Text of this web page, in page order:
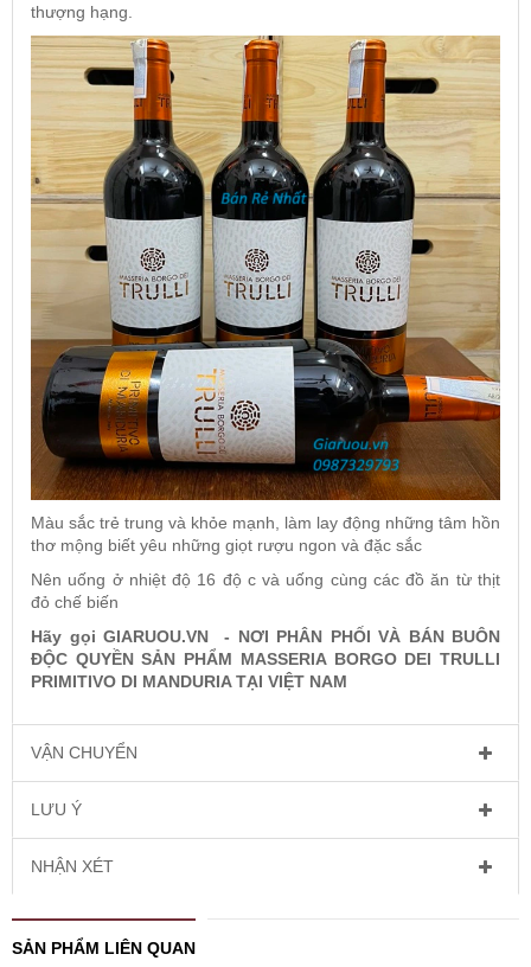
thượng hạng.
Màu sắc trẻ trung và khỏe mạnh, làm lay động những tâm hồn
thơ mộng biết yêu những giọt rượu ngon và đặc sắc
Nên uống ở nhiệt độ 16 độ c và uống cùng các đồ ăn từ thịt
đỏ chế biến
Hãy gọi GIARUOU.VN - NƠI PHÂN PHỐI VÀ BÁN BUÔN
ĐỘC QUYỀN SẢN PHẨM MASSERIA BORGO DEI TRULLI
PRIMITIVO DI MANDURIA TẠI VIỆT NAM
VẬN CHUYỂN
LƯU Ý
NHẬN XÉT
SẢN PHẨM LIÊN QUAN